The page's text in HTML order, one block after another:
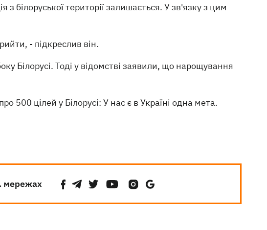
білоруської території залишається. У зв'язку з цим
- підкреслив він.
Білорусі. Тоді у відомстві заявили, що нарощування
500 цілей у Білорусі: У нас є в Україні одна мета.
мережах